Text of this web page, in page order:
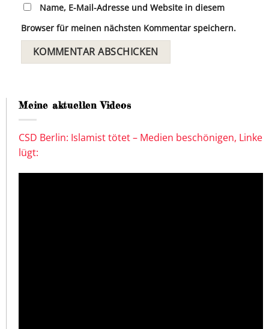
Name, E-Mail-Adresse und Website in diesem
Browser für meinen nächsten Kommentar speichern.
Meine aktuellen Videos
CSD Berlin: Islamist tötet – Medien beschönigen, Linke
lügt: